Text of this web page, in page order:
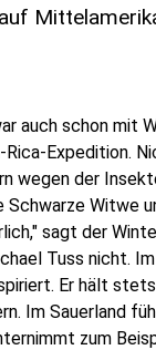
auch schon mit
Expedition.
wegen der
Schwarze Witwe
sagt der
Tuss nicht.
Er hält
Im Sauerland
zum